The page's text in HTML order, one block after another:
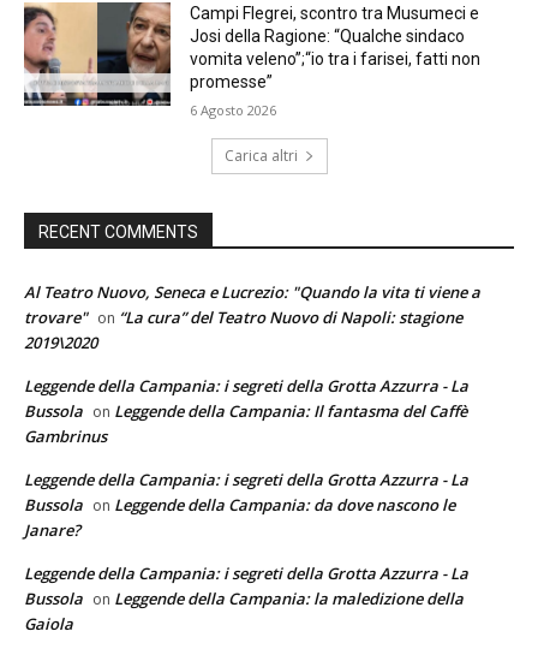
Campi Flegrei, scontro tra Musumeci e
Josi della Ragione: “Qualche sindaco
vomita veleno”;“io tra i farisei, fatti non
promesse”
6 Agosto 2026
Carica altri
RECENT COMMENTS
Al Teatro Nuovo, Seneca e Lucrezio: "Quando la vita ti viene a
trovare" on “La cura” del Teatro Nuovo di Napoli: stagione
2019\2020
Leggende della Campania: i segreti della Grotta Azzurra - La
Bussola on Leggende della Campania: Il fantasma del Caffè
Gambrinus
Leggende della Campania: i segreti della Grotta Azzurra - La
Bussola on Leggende della Campania: da dove nascono le
Janare?
Leggende della Campania: i segreti della Grotta Azzurra - La
Bussola on Leggende della Campania: la maledizione della
Gaiola